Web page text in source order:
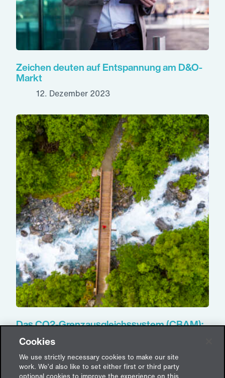
Zeichen deuten auf Entspannung am D&O-
Markt
12. Dezember 2023
Das CO2-Grenzausgleichssystem (CBAM):
Welche Unternehmen sind betroffen und
welche Pflichten & Fristen gilt es, zu
beachten?
14. November 2023 1 Kommentar
Cookies
We use strictly necessary cookies to make our site
work. We’d also like to set either first or third party